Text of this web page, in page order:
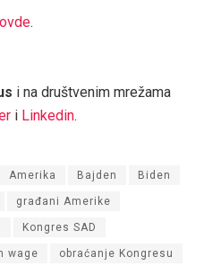
ovde.
i na društvenim mrežama
i Linkedin.
Amerika Bajden Biden
građani Amerike
Kongres SAD
wage obraćanje Kongresu